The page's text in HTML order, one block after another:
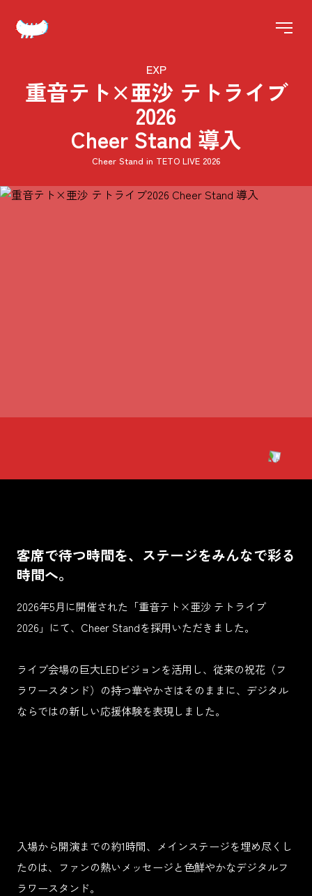
EXP
重音テト×亜沙 テトライブ
2026
Cheer Stand 導入
Cheer Stand in TETO LIVE 2026
客席で待つ時間を、ステージをみんなで彩る
時間へ。
2026年5月に開催された「重音テト×亜沙 テトライブ
2026」にて、Cheer Standを採用いただきました。
ライブ会場の巨大LEDビジョンを活用し、従来の祝花（フ
ラワースタンド）の持つ華やかさはそのままに、デジタル
ならではの新しい応援体験を表現しました。
入場から開演までの約1時間、メインステージを埋め尽くし
たのは、ファンの熱いメッセージと色鮮やかなデジタルフ
ラワースタンド。